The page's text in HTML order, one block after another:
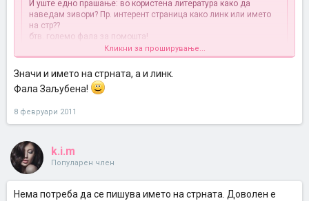
И уште едно прашање: во користена литература како да
наведам зивори? Пр. интерент страница како линк или името
на стр??
бтв. големо фала за помошта!
Користена литература
posting.php?mode=quote&f=42&p=356643
Кликни за проширување...
Значи и името на стрната, а и линк.
Фала Заљубена!
8 февруари 2011
k.i.m
Популарен член
Нема потреба да се пишува името на стрната. Доволен е